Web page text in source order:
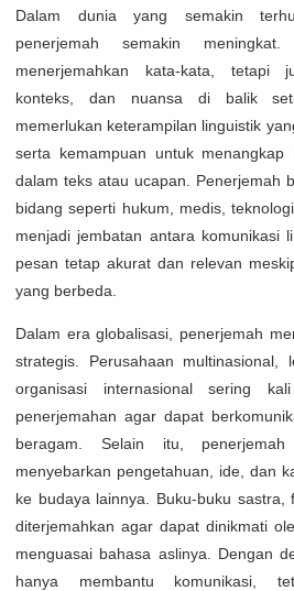
Dalam dunia yang semakin
penerjemah semakin
menerjemahkan kata-kata, tetapi
konteks, dan nuansa di balik
memerlukan keterampilan linguistik
serta kemampuan untuk menangkap
dalam teks atau ucapan. Penerjemah
bidang seperti hukum, medis,
menjadi jembatan antara komunikasi
pesan tetap akurat dan relevan
yang berbeda.
Dalam era globalisasi, penerjemah
strategis. Perusahaan multinasional,
organisasi internasional sering
penerjemahan agar dapat
beragam. Selain itu,
menyebarkan pengetahuan, ide, dan
ke budaya lainnya. Buku-buku
diterjemahkan agar dapat dinikmati
menguasai bahasa aslinya. Dengan
hanya membantu komunikasi,